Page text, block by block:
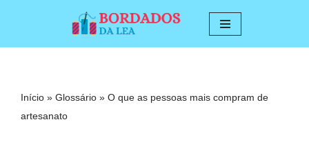
conteúdo
Início » Glossário » O que as pessoas mais compram de
artesanato